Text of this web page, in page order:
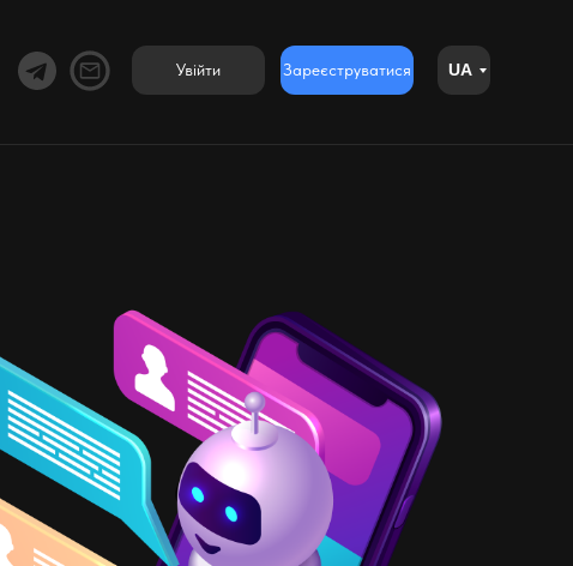
UA
Увійти Зареєструватися